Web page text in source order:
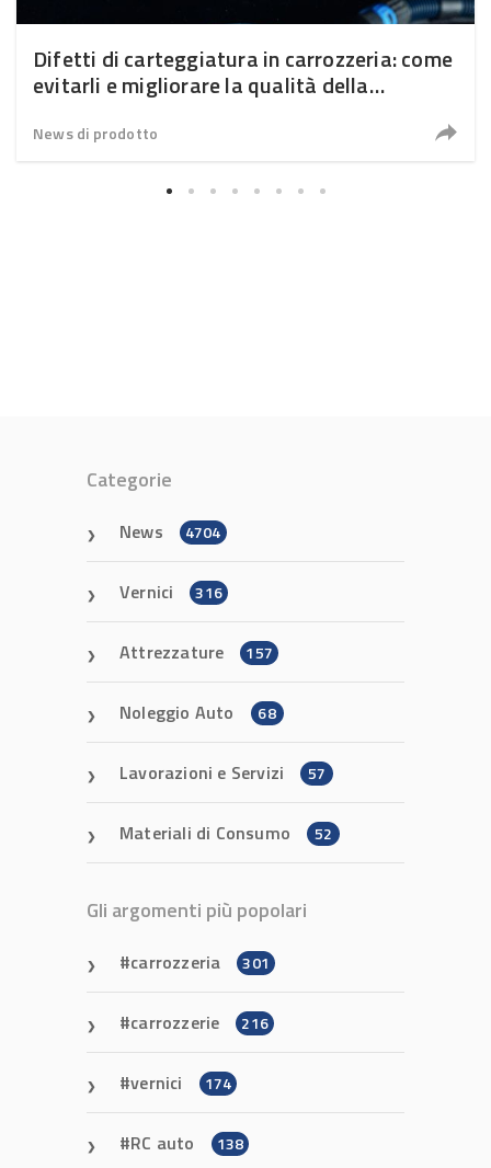
Difetti di carteggiatura in carrozzeria: come
evitarli e migliorare la qualità della
News di prodotto
Categorie
News 4704
Vernici 316
Attrezzature 157
Noleggio Auto 68
Lavorazioni e Servizi 57
Materiali di Consumo 52
Gli argomenti più popolari
carrozzeria 301
carrozzerie 216
vernici 174
RC auto 138